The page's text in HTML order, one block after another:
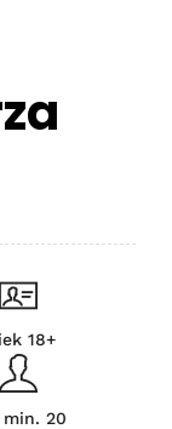
18+
min. 20